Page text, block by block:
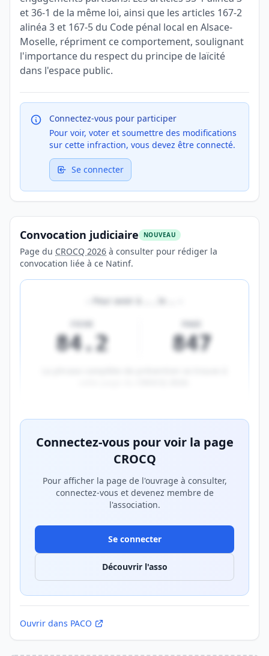
et 36-1 de la même loi, ainsi que les articles 167-2
alinéa 3 et 167-5 du Code pénal local en Alsace-
Moselle, répriment ce comportement, soulignant
l'importance du respect du principe de laïcité
dans l'espace public.
Connectez-vous pour participer
Pour voir, voter et soumettre des modifications
sur cette infraction, vous devez être connecté.
Se connecter
Convocation judiciaire NOUVEAU
Page du CROCQ 2026 à consulter pour rédiger la
convocation liée à ce Natinf.
Pour avoir à
84.2 847
Connectez-vous pour voir la page
CROCQ
Pour afficher la page de l'ouvrage à consulter,
connectez-vous et devenez membre de
l'association.
Se connecter
Découvrir l'asso
Ouvrir dans PACO